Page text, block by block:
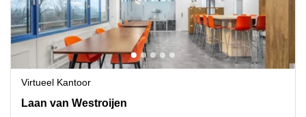
Virtueel Kantoor
Laan van Westroijen 6, Tiel
Laan van Westroijen